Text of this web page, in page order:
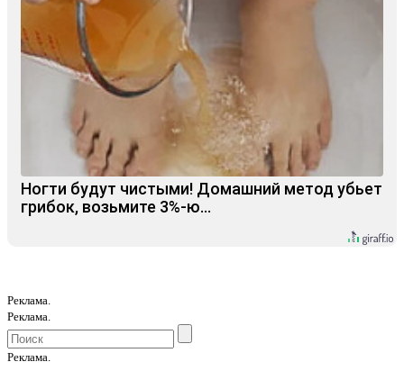
Ногти будут чистыми! Домашний метод убьет
грибок, возьмите 3%-ю…
Реклама.
Реклама.
Реклама.